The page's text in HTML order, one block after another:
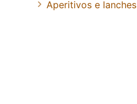
Aperitivos e lanches